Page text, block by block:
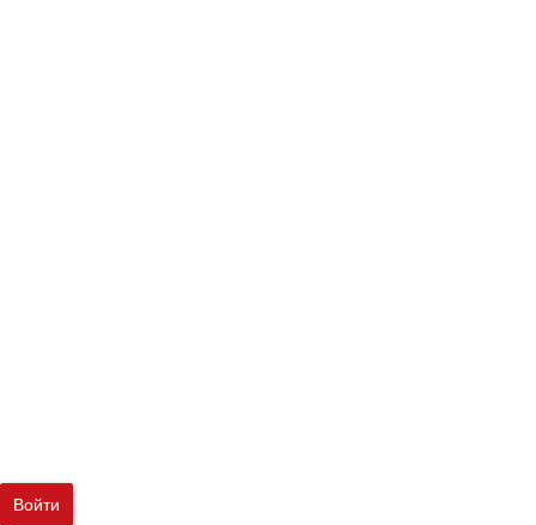
Войти